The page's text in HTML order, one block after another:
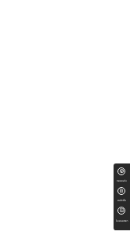
ทดลองขับ
สนใจซื้อ
ใบเสนอราคา